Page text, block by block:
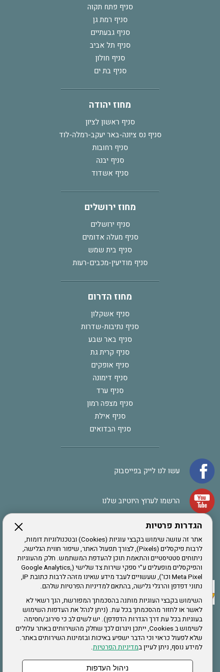
הגדרות פרטיות
אתר זה עושה שימוש בקבצי עוגיות (Cookies) ובטכנולוגיות דומות,
לרבות פיקסלים (Pixels), לצורך תפעול האתר, שיפור חווית הגלישה,
ניתוחים סטטיסטיים והתאמת תוכן להעדפת המשתמש. חלק מהעוגיות
והפיקסלים מופעלים ע"י ספקי שירות צד שלישי (Google Analytics,
Meta Pixel וכו'), שעשויים לעבד מידע שאינו מזהה לרבות כתובת IP,
נתוני דפדפן והרגלי גלישה, בהתאם למדיניות הפרטיות שלהם.
השימוש בקבצי העוגיות מותנה בהסכמתך המפורשת, הנך רשאי לא
לאשר או לחזור מהסכמתך בכל עת. (ניתן לנהל את העדפות השימוש
בעוגיות בכל עת דרך הגדרות הדפדפן). יש לשים לב כי סירוב/חסימה
לשימוש ב Cookies, ייתכן ויגרום לכך שחלק מהשירותים באתר עלולים
שלא לפעול כראוי וכי הדבר ישפיע באיכות ובזמינות השירותים באתר.
למידע נוסף, ניתן לעיין במדיניות הפרטיות.
ניהול העדפות
סניף פתח תקוה
סניף רמת גן
סניף גבעתיים
סניף תל אביב
סניף חולון
סניף בת ים
מחוז יהודה
סניף ראשון לציון
סניף נס ציונה-באר יעקב-רמלה-לוד
סניף רחובות
סניף יבנה
סניף אשדוד
מחוז ירושלים
סניף ירושלים
סניף מעלה אדומים
סניף בית שמש
סניף מודיעין-מכבים-רעות
מחוז הדרום
סניף אשקלון
סניף נתיבות-שדרות
סניף באר שבע
סניף קרית גת
סניף אופקים
סניף דימונה
סניף ערד
סניף מצפה רמון
סניף אילת
סניף הבדואים
עשו לנו לייק בפייסבוק
הרשמו לערוץ היוטיוב שלנו
אתר צה"ל
תקנון האתר
שירותים
תעסוקה
בריאות